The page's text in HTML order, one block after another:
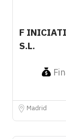
F
S.L.
Madrid